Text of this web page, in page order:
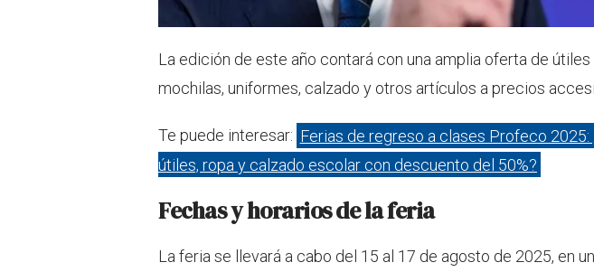
La edición de este año contará con una amplia oferta de
mochilas, uniformes, calzado y otros artículos a precios
Te puede interesar: Ferias de regreso a clases Profeco
útiles, ropa y calzado escolar con descuento del 50%?
Fechas y horarios de la feria
La feria se llevará a cabo del 15 al 17 de agosto de 2025, en